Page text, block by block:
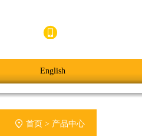

English
 首页 > 产品中心